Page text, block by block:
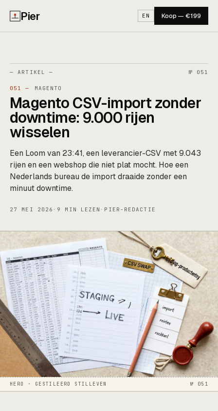
Pier EN Koop — €199
— ARTIKEL — № 051
051 — MAGENTO
Magento CSV-import zonder
downtime: 9.000 rijen
wisselen
Een Loom van 23:41, een leverancier-CSV met 9.043
rijen en een webshop die niet plat mocht. Hoe een
Nederlands bureau de import draaide zonder een
minuut downtime.
27 MEI 2026 · 9 MIN LEZEN · PIER-REDACTIE
HERO · GESTILEERD STILLEVEN № 051